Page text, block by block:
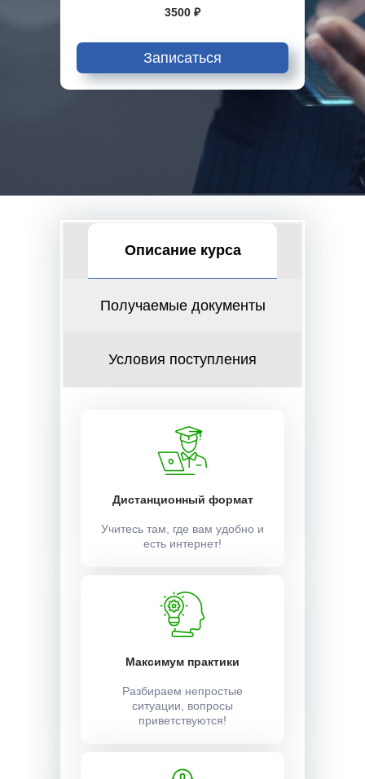
3500 ₽
Записаться
Описание курса
Получаемые документы
Условия поступления
Дистанционный формат
Учитесь там, где вам удобно и
есть интернет!
Максимум практики
Разбираем непростые
ситуации, вопросы
приветствуются!